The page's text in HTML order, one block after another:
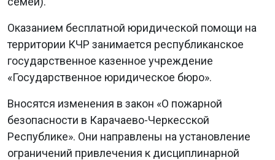
Оказанием бесплатной юридической помощи на
территории КЧР занимается республиканское
государственное казенное учреждение
«Государственное юридическое бюро».
Вносятся изменения в закон «О пожарной
безопасности в Карачаево-Черкесской
Республике». Они направлены на установление
ограничений привлечения к дисциплинарной